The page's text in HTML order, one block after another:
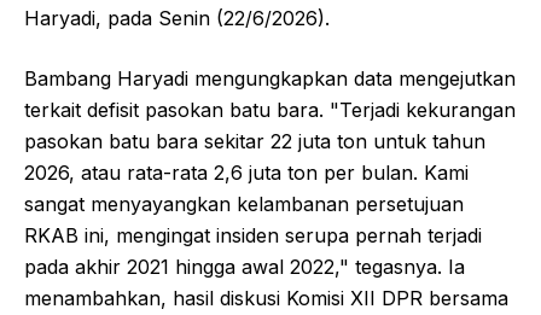
Haryadi, pada Senin (22/6/2026).
Bambang Haryadi mengungkapkan data mengejutkan
terkait defisit pasokan batu bara. "Terjadi kekurangan
pasokan batu bara sekitar 22 juta ton untuk tahun
2026, atau rata-rata 2,6 juta ton per bulan. Kami
sangat menyayangkan kelambanan persetujuan
RKAB ini, mengingat insiden serupa pernah terjadi
pada akhir 2021 hingga awal 2022," tegasnya. Ia
menambahkan, hasil diskusi Komisi XII DPR bersama